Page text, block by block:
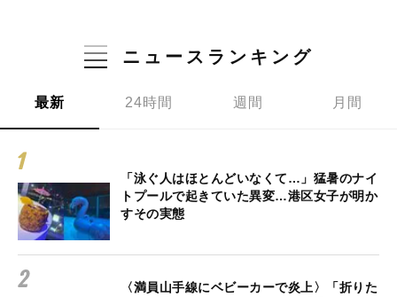
ニュースランキング
最新 24時間 週間 月間
「泳ぐ人はほとんどいなくて…」猛暑のナイ
トプールで起きていた異変…港区女子が明か
すその実態
〈満員山手線にベビーカーで炎上〉「折りた